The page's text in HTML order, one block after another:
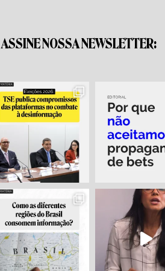
ASSINE NOSSA NEWSLETTER: